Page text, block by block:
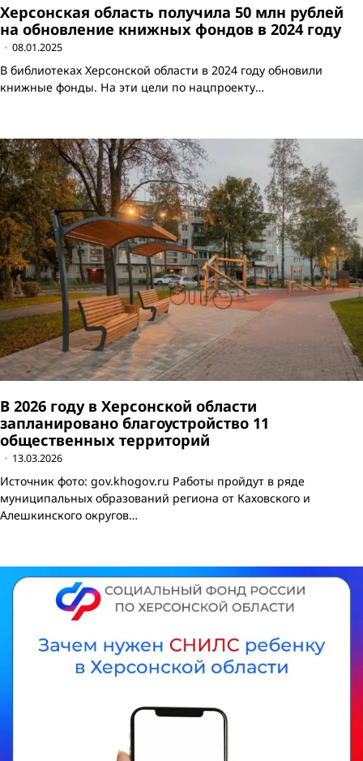
Херсонская область получила 50 млн рублей
на обновление книжных фондов в 2024 году
08.01.2025
В библиотеках Херсонской области в 2024 году обновили
книжные фонды. На эти цели по нацпроекту…
В 2026 году в Херсонской области
запланировано благоустройство 11
общественных территорий
13.03.2026
Источник фото: gov.khogov.ru Работы пройдут в ряде
муниципальных образований региона от Каховского и
Алешкинского округов…